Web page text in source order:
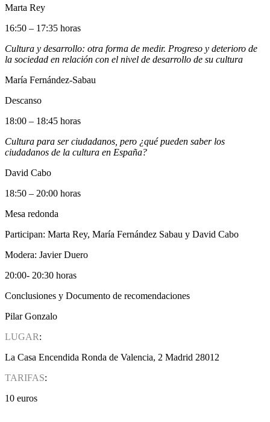
Marta Rey
16:50 – 17:35 horas
Cultura y desarrollo: otra forma de medir. Progreso y deterioro de
la sociedad en relación con el nivel de desarrollo de su cultura
María Fernández-Sabau
Descanso
18:00 – 18:45 horas
Cultura para ser ciudadanos, pero ¿qué pueden saber los
ciudadanos de la cultura en España?
David Cabo
18:50 – 20:00 horas
Mesa redonda
Participan: Marta Rey, María Fernández Sabau y David Cabo
Modera: Javier Duero
20:00- 20:30 horas
Conclusiones y Documento de recomendaciones
Pilar Gonzalo
LUGAR:
La Casa Encendida Ronda de Valencia, 2 Madrid 28012
TARIFAS:
10 euros